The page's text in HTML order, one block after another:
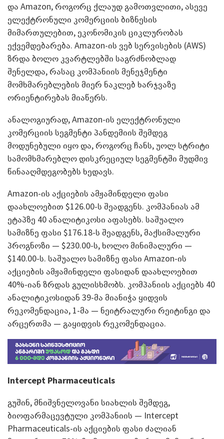
და Amazon, როგორც ქლაუდ გამოთვლითი, ასევე
ელექტრონული კომერციის ბიზნესის
მიმართულებით, ეკონომიკის ციკლურობას
ექვემდებარება. Amazon-ის ვებ სერვისების (AWS)
ზრდა ბოლო კვარტლებში საგრძნობლად
შენელდა, რასაც კომპანიის მენეჯმენტი
მომხმარებლების მიერ ნაკლებ ხარჯვაზე
ორიენტირებას მიაწერს.
ანალოგიურად, Amazon-ის ელექტრონული
კომერციის სეგმენტი პანდემიის შემდეგ
მოდუნებული იყო და, როგორც ჩანს, უოლ სტრიტი
სამომხმარებლო დისკრეციულ სეგმენტში მუდმივ
წინააღმდეგობებს ხედავს.
Amazon-ის აქციების ამჟამინდელი ფასი
დაახლოებით $126.00-ს შეადგენს. კომპანიას ამ
ეტაპზე 40 ანალიტიკოსი აფასებს. საშუალო
სამიზნე ფასი $176.18-ს შეადგენს, მაქსიმალური
პროგნოზი — $230.00-ს, ხოლო მინიმალური —
$140.00-ს. საშუალო სამიზნე ფასი Amazon-ის
აქციების ამჟამინდელი ფასიდან დაახლოებით
40%-იან ზრდას გულისხმობს. კომპანიის აქციებს 40
ანალიტიკოსიდან 39-მა მიანიჭა ყიდვის
რეკომენდაცია, 1-მა — ნეიტრალური რეიტინგი და
არცერთმა — გაყიდვის რეკომენდაცია.
Intercept Pharmaceuticals
გუშინ, მნიშვნელოვანი სიახლის შემდეგ,
ბიოფარმაცევტული კომპანიის — Intercept
Pharmaceuticals-ის აქციების ფასი ძალიან